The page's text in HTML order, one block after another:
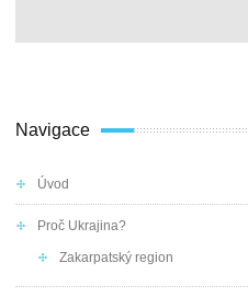
Navigace
Úvod
Proč Ukrajina?
Zakarpatský region